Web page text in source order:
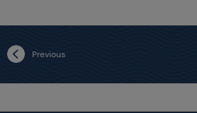
Previous